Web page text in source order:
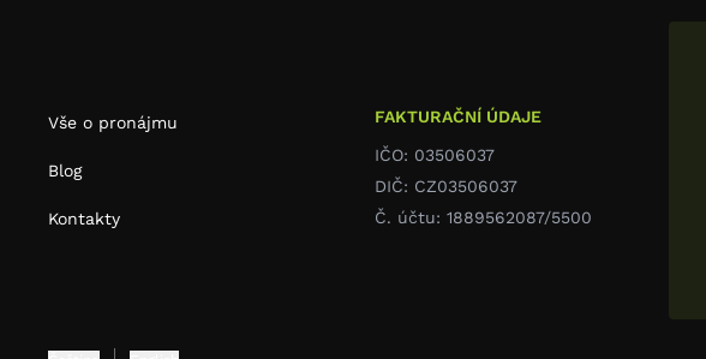
Vše o pronájmu
Blog
Kontakty
FAKTURAČNÍ ÚDAJE
IČO: 03506037
DIČ: CZ03506037
Č. účtu: 1889562087/5500